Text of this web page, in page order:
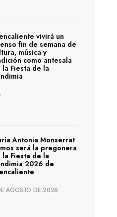
vivirá un
fin de semana de
música y
como antesala
la Fiesta de la
Antonia Monserrat
será la pregonera
la Fiesta de la
2026 de
AGOSTO DE 2026